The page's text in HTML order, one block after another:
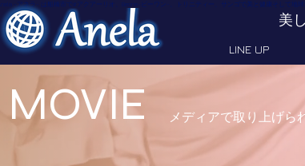
美
Anela -アネラ- は船橋市で#アクアーリオ、Beone-ビーワン-、トリニティー、サンゴで美と健康そし
LINE UP
MOVIE メディアで取り上げら